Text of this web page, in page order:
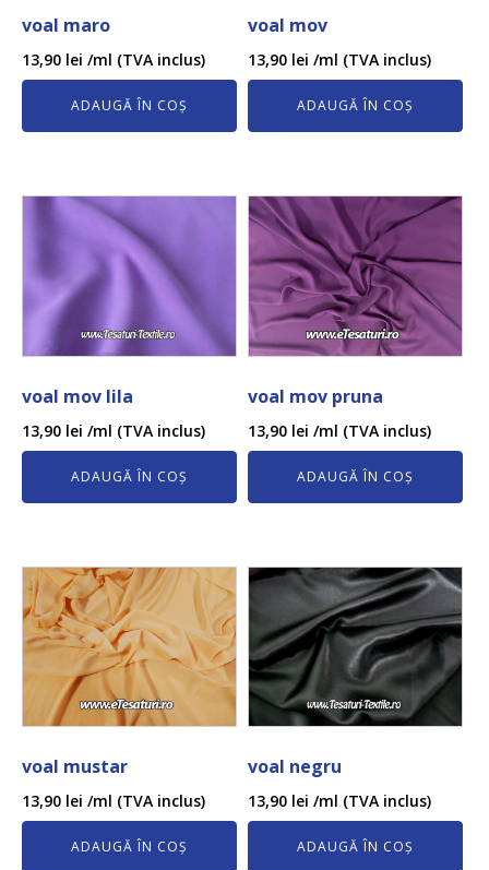
voal maro
13,90 lei /ml (TVA inclus)
ADAUGĂ ÎN COȘ
voal mov
13,90 lei /ml (TVA inclus)
ADAUGĂ ÎN COȘ
voal mov lila
13,90 lei /ml (TVA inclus)
ADAUGĂ ÎN COȘ
voal mov pruna
13,90 lei /ml (TVA inclus)
ADAUGĂ ÎN COȘ
voal mustar
13,90 lei /ml (TVA inclus)
ADAUGĂ ÎN COȘ
voal negru
13,90 lei /ml (TVA inclus)
ADAUGĂ ÎN COȘ